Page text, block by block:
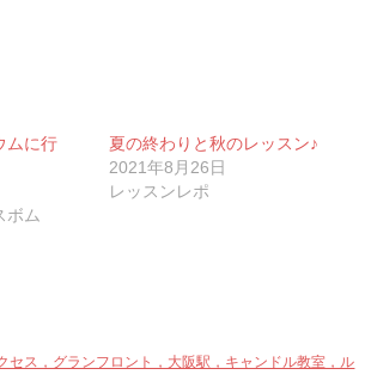
ムに行
ボム
夏の終わりと秋のレッスン♪
2021年8月26日
レッスンレポ
セス，グランフロント，大阪駅，キャンドル教室，ル